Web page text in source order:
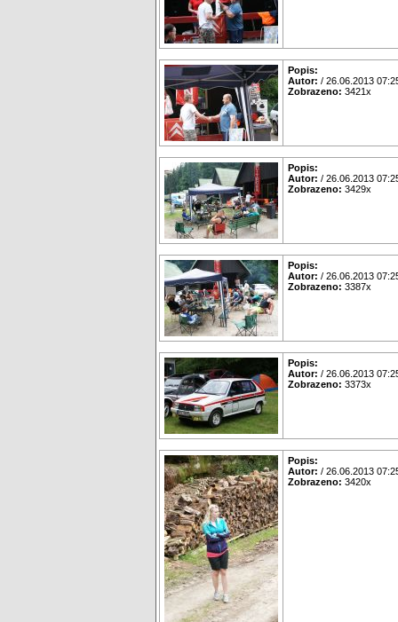
Popis:
Autor: / 26.06.2013
Zobrazeno: 3421x
Popis:
Autor: / 26.06.2013
Zobrazeno: 3429x
Popis:
Autor: / 26.06.2013
Zobrazeno: 3387x
Popis:
Autor: / 26.06.2013
Zobrazeno: 3373x
Popis:
Autor: / 26.06.2013
Zobrazeno: 3420x